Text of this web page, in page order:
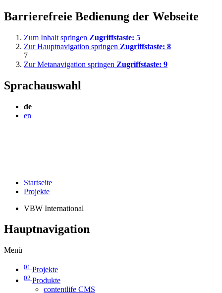
Barrierefreie Bedienung der Webseite
Zum Inhalt springen Zugriffstaste: 5
Zur Hauptnavigation springen Zugriffstaste: 8
7
Zur Metanavigation springen Zugriffstaste: 9
Sprachauswahl
de
en
Startseite
Projekte
VBW International
Hauptnavigation
Menü
01 Projekte
02 Produkte
contentlife CMS